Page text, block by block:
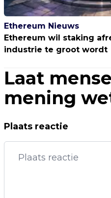
Ethereum Nieuws
Ethereum wil staking
industrie te groot wordt
Laat
mening
Plaats reactie